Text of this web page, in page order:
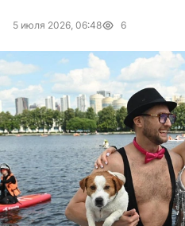
5 июля 2026, 06:48 6